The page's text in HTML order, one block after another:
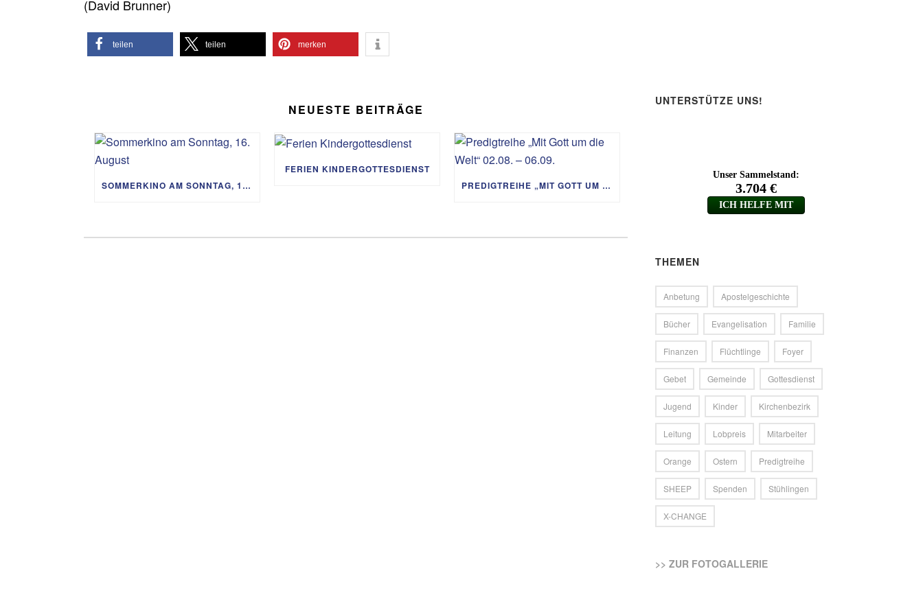
(David Brunner)
teilen teilen merken
NEUESTE BEITRÄGE
SOMMERKINO AM SONNTAG, 16. AUGUST
FERIEN KINDERGOTTESDIENST
PREDIGTREIHE „MIT GOTT UM DIE WELT“ 02.08. – 06.09.
UNTERSTÜTZE UNS!
THEMEN
Anbetung Apostelgeschichte
Bücher Evangelisation Familie
Finanzen Flüchtlinge Foyer
Gebet Gemeinde Gottesdienst
Jugend Kinder Kirchenbezirk
Leitung Lobpreis Mitarbeiter
Orange Ostern Predigtreihe
SHEEP Spenden Stühlingen
X-CHANGE
>> ZUR FOTOGALLERIE